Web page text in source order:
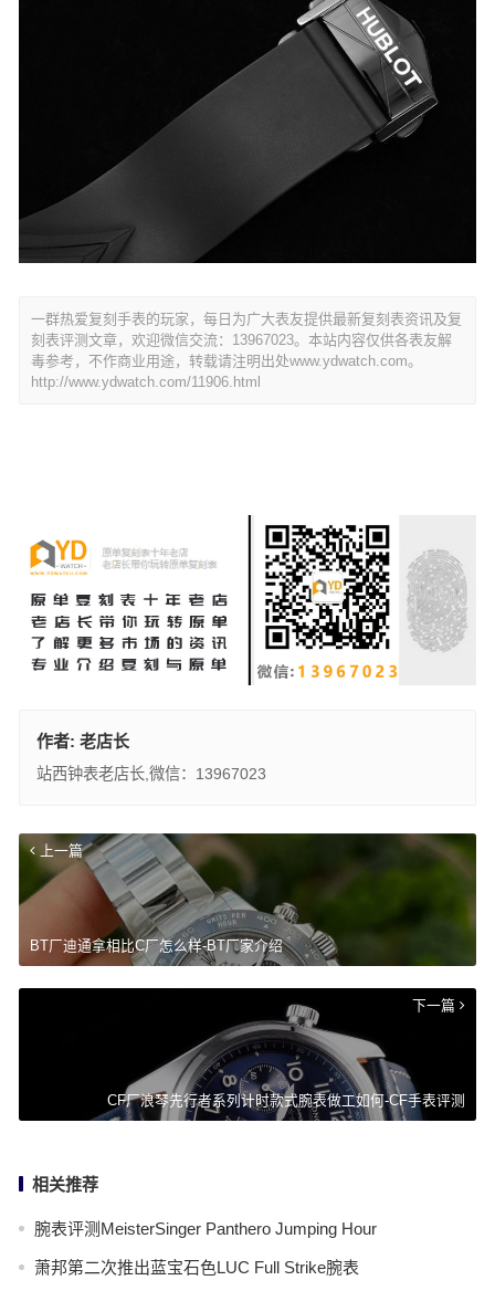
一群热爱复刻手表的玩家，每日为广大表友提供最新复刻表资讯及复
刻表评测文章，欢迎微信交流：13967023。本站内容仅供各表友解
毒参考，不作商业用途，转载请注明出处www.ydwatch.com。
http://www.ydwatch.com/11906.html
作者: 老店长
站西钟表老店长,微信：13967023
上一篇
BT厂迪通拿相比C厂怎么样-BT厂家介绍
下一篇
CF厂浪琴先行者系列计时款式腕表做工如何-CF手表评测
相关推荐
腕表评测MeisterSinger Panthero Jumping Hour
萧邦第二次推出蓝宝石色LUC Full Strike腕表